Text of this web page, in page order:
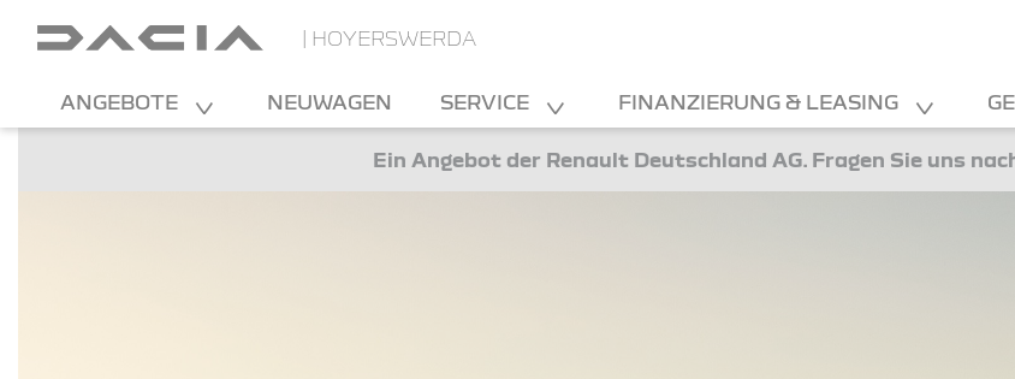
| HOYERSWERDA
ANGEBOTE NEUWAGEN SERVICE FINANZIERUNG & LEASING
Ein Angebot der Renault Deutschland AG. Fragen Sie uns